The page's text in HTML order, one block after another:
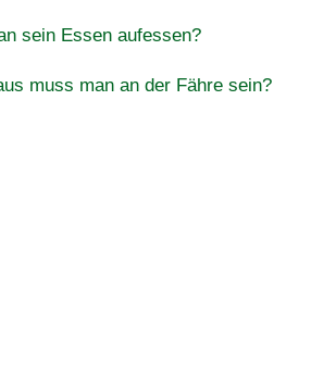
sein Essen aufessen?
muss man an der Fähre sein?